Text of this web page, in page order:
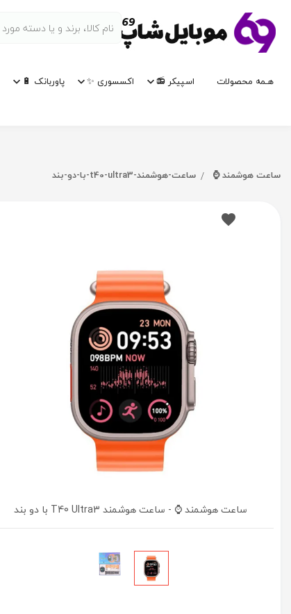
هـمه محصولات اسپیکر 📻 اکسسوری ✨ پاوربانک 🔋
ساعت هوشمند ⌚ ساعت-هوشمند-t40-ultra3-با-دو-بند
ساعت هوشمند ⌚ - ساعت هوشمند T40 Ultra3 با دو بند